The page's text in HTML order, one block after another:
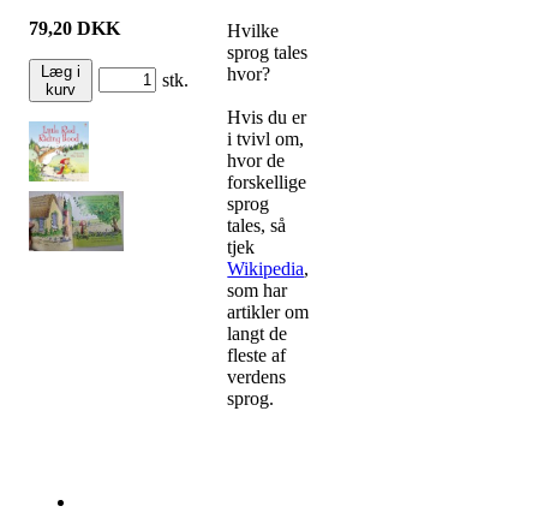
79,20 DKK
Læg i
kurv
stk.
Hvilke
sprog tales
hvor?
Hvis du er
i tvivl om,
hvor de
forskellige
sprog
tales, så
tjek
Wikipedia,
som har
artikler om
langt de
fleste af
verdens
sprog.